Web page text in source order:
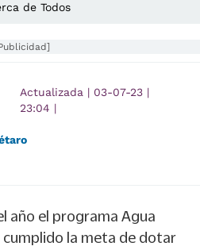
de Todos
Actualizada | 03-07-23 |
23:04 |
año el programa Agua
cumplido la meta de dotar